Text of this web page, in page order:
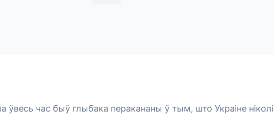
ўвесь час быў глыбака перакананы ў тым, што Украіне ніколі